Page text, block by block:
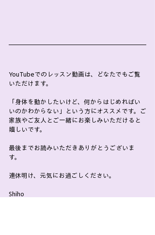
YouTubeでのレッスン動画は、どなたでもご覧
いただけます。
「身体を動かしたいけど、何からはじめればい
いのかわからない」という方にオススメです。ご
家族やご友人とご一緒にお楽しみいただけると
嬉しいです。
最後までお読みいただきありがとうございま
す。
連休明け、元気にお過ごしください。
Shiho